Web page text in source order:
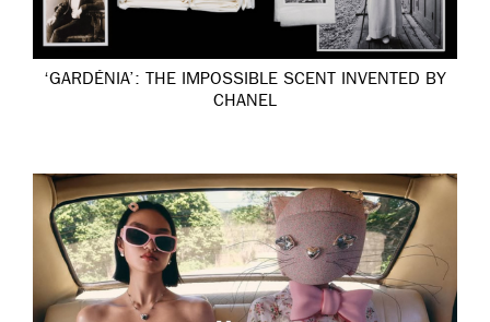
‘GARDÉNIA’: THE IMPOSSIBLE SCENT INVENTED BY
CHANEL